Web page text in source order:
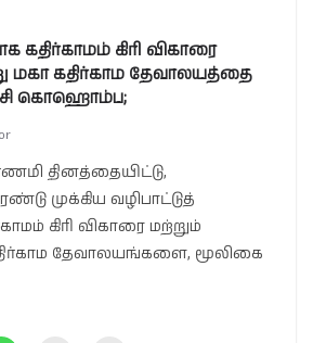
கதிர்காமம் கிரி விகாரை
மகா கதிர்காம தேவாலயத்தை
கொஹொம்ப;
தினத்தையிட்டு,
முக்கிய வழிபாட்டுத்
கிரி விகாரை மற்றும்
தேவாலயங்களை, மூலிகை